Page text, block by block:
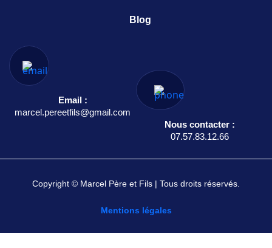
Blog
Email :
marcel.pereetfils@gmail.com
Nous contacter :
07.57.83.12.66
Copyright © Marcel Père et Fils | Tous droits réservés.
Mentions légales